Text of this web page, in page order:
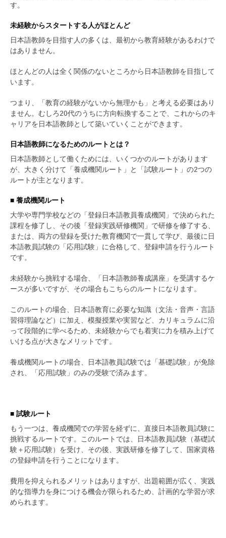
す。
未経験からスタートする人がほとんど
日本語教師を目指す人の多くは、最初から教育経験があるわけで
はありません。
ほとんどの人は全く関係のないところから日本語教師を目指して
います。
つまり、「教育の経験がないから無理かも」と考える必要はあり
ません。むしろ20代のうちに方向転換することで、これからのキ
ャリアを日本語教師として築いていくことができます。
日本語教師になるためのルートとは？
日本語教師として働くためには、いくつかのルートがあります
が、大きく分けて「養成機関ルート」と「試験ルート」の2つの
ルートが主となります。
■ 養成機関ルート
大学や専門学校などの「登録日本語教員養成機関」で決められた
課程を修了し、その後「登録実践研修機関」で研修を修了する、
または、両方の登録を受けた教育機関で一貫して学び、最後に日
本語教員試験の「応用試験」に合格して、登録申請を行うルート
です。
未経験から挑戦する場合、「日本語教師養成講座」を受講するケ
ースが多いですが、その場合もこちらのルートになります。
このルートの場合、日本語教育に必要な知識（文法・音声・言語
習得理論など）に加え、模擬授業や実習など、カリキュラムに沿
って段階的に学べるため、未経験からでも着実に力を積み上げて
いける点が大きなメリットです。
養成機関ルートの場合、日本語教員試験では「基礎試験」が免除
され、「応用試験」のみの受験で済みます。
■ 試験ルート
もう一つは、養成機関での学習を経ずに、直接日本語教員試験に
挑戦するルートです。このルートでは、日本語教員試験（基礎試
験＋応用試験）を受け、その後、実践研修を修了して、国家資格
の登録申請を行うことになります。
費用を抑えられるメリットはありますが、出題範囲が広く、実践
的な指導力を身につける機会が限られるため、計画的な学習が求
められます。